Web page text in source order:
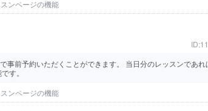
ンページの機能
ID:11
事前予約いただくことができます。 当日分のレッスンであ
す。
ンページの機能